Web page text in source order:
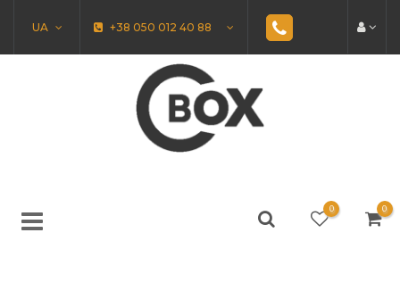
UA +38 050 012 40 88
0 0